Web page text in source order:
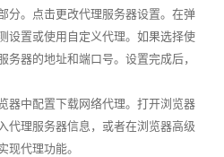
分。点击更改代理服务器设置。在弹
设置或使用自定义代理。如果选择使
务器的地址和端口号。设置完成后，
器中配置下载网络代理。打开浏览器
代理服务器信息，或者在浏览器高级
现代理功能。